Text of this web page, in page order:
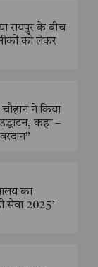
रायपुर के बीच
को लेकर
चौहान ने किया
कहा –
का
सेवा 2025’